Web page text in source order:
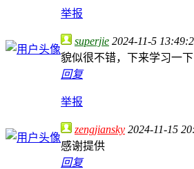
举报
superjie 2024-11-5
貌似很不错，下来学习一
回复
举报
zengjiansky 2024-11-15
感谢提供
回复